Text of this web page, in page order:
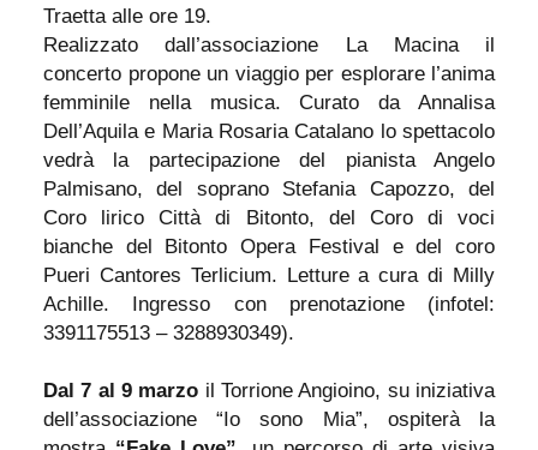
Traetta alle ore 19.
Realizzato dall’associazione La Macina il
concerto propone un viaggio per esplorare l’anima
femminile nella musica. Curato da Annalisa
Dell’Aquila e Maria Rosaria Catalano lo spettacolo
vedrà la partecipazione del pianista Angelo
Palmisano, del soprano Stefania Capozzo, del
Coro lirico Città di Bitonto, del Coro di voci
bianche del Bitonto Opera Festival e del coro
Pueri Cantores Terlicium. Letture a cura di Milly
Achille. Ingresso con prenotazione (infotel:
3391175513 – 3288930349).
Dal 7 al 9 marzo il Torrione Angioino, su iniziativa
dell’associazione “Io sono Mia”, ospiterà la